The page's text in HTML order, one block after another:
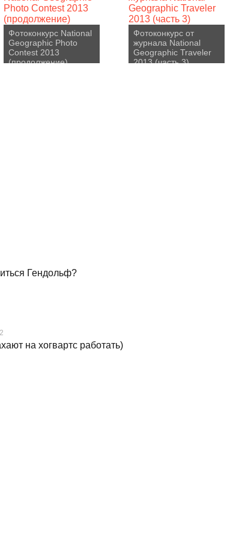
Фотоконкурс National
Geographic Photo
Contest 2013
(продолжение)
Фотоконкурс от
журнала National
Geographic Traveler
2013 (часть 3)
Гендольф?
на хогвартс работать)